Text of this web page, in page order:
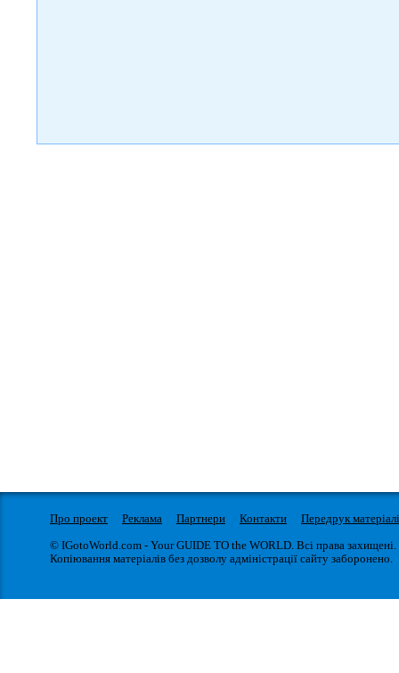
Про проект Реклама Партнери Контакти
Передрук
© IGotoWorld.com - Your GUIDE TO the WORLD. Всі права захищені.
Копіювання матеріалів без дозволу адміністрації сайту заборонено.